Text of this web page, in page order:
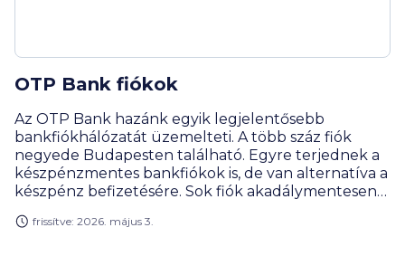
OTP Bank fiókok
Az OTP Bank hazánk egyik legjelentősebb
bankfiókhálózatát üzemelteti. A több száz fiók
negyede Budapesten található. Egyre terjednek a
készpénzmentes bankfiókok is, de van alternatíva a
készpénz befizetésére. Sok fiók akadálymentesen
mellett gyereksarok és ingyenes Wi-Fi is várja az
frissítve: 2026. május 3.